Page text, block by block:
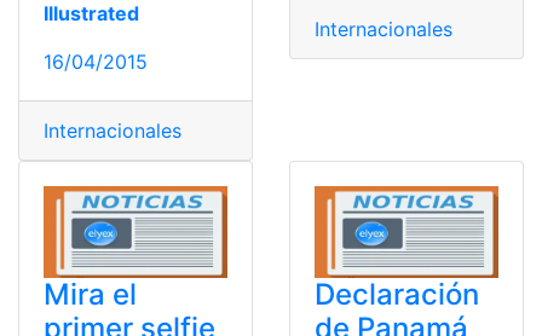
Illustrated
16/04/2015
Internacionales
Internacionales
Mira el
primer selfie
Declaración
de Panamá